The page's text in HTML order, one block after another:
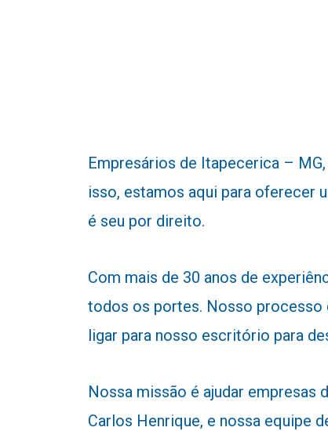
Empresários de Itapecerica –
isso, estamos aqui para oferecer
é seu por direito.
Com mais de 30 anos de
todos os portes. Nosso processo
ligar para nosso escritório para
Nossa missão é ajudar empresas
Carlos Henrique, e nossa equipe